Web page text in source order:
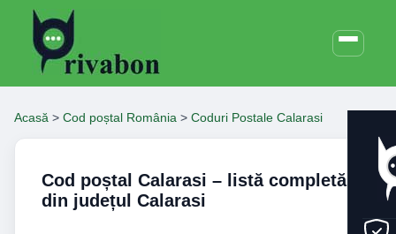
Acasă > Cod poștal România > Coduri Postale Calarasi
Cod poștal Calarasi – listă completă
din județul Calarasi